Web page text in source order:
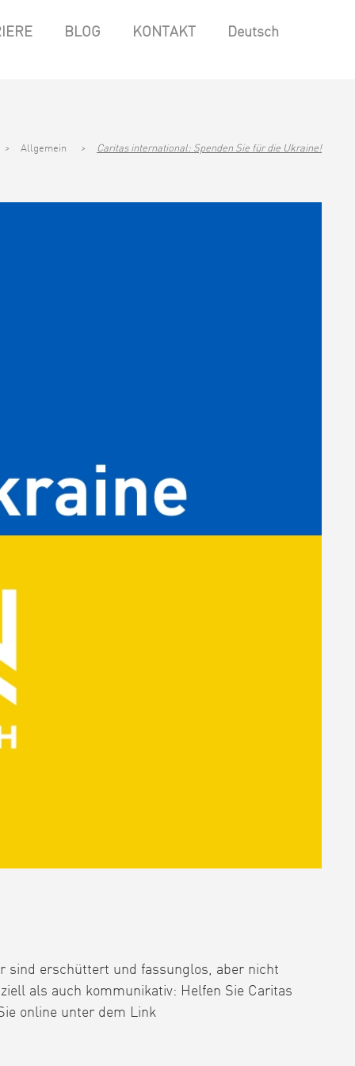
BLOG KONTAKT Deutsch
> Allgemein > Caritas international: Spenden Sie für die Ukraine!
sind erschüttert und fassunglos, aber nicht
als auch kommunikativ: Helfen Sie Caritas
online unter dem Link